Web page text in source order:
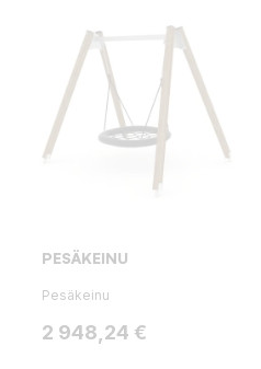
PESÄKEINU
Pesäkeinu
Hinta
2 948,24 €